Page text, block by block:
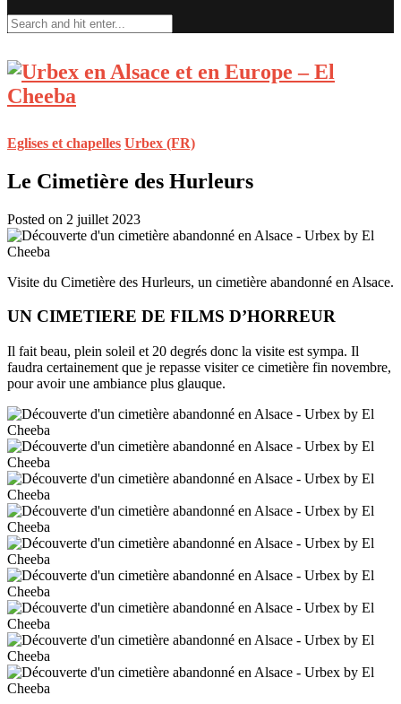
Eglises et chapelles Urbex (FR)
Le Cimetière des Hurleurs
Posted on 2 juillet 2023
Visite du Cimetière des Hurleurs, un cimetière abandonné en Alsace.
UN CIMETIERE DE FILMS D’HORREUR
Il fait beau, plein soleil et 20 degrés donc la visite est sympa. Il
faudra certainement que je repasse visiter ce cimetière fin novembre,
pour avoir une ambiance plus glauque.